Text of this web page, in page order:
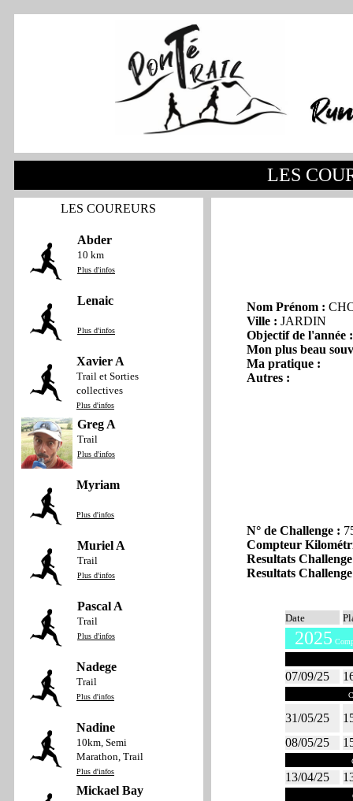
LES
LES COUREURS
Abder
10 km
Plus d'infos
Lenaic
Plus d'infos
Xavier A
Trail et Sorties
collectives
Plus d'infos
Greg A
Trail
Plus d'infos
Myriam
Plus d'infos
Muriel A
Trail
Plus d'infos
Pascal A
Trail
Plus d'infos
Nadege
Trail
Plus d'infos
Nadine
10km, Semi
Marathon, Trail
Plus d'infos
Mickael Bay
Nom Prénom :
Ville : JARDIN
Objectif de l'année
Mon plus beau
Ma pratique :
Autres :
N° de Challenge :
Compteur
Resultats
Resultats
Date
2025
07/09/25
31/05/25
08/05/25
13/04/25